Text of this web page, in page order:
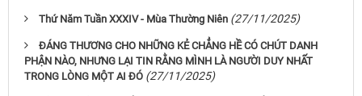
Thứ Năm Tuần XXXIV - Mùa Thường Niên (27/11/2025)
ĐÁNG THƯƠNG CHO NHỮNG KẺ CHẲNG HỀ CÓ CHÚT DANH
PHẬN NÀO, NHƯNG LẠI TIN RẰNG MÌNH LÀ NGƯỜI DUY NHẤT
TRONG LÒNG MỘT AI ĐÓ (27/11/2025)